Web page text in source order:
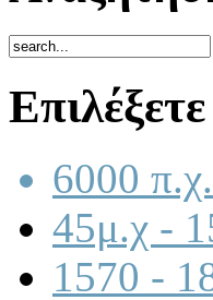
6000 π.χ.
45μ.χ -
1570 -